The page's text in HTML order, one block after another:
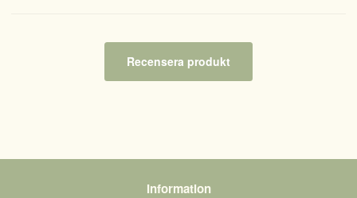
Recensera produkt
Information